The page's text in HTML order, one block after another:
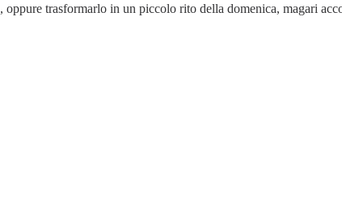
, oppure trasformarlo in un piccolo rito della domenica, magari